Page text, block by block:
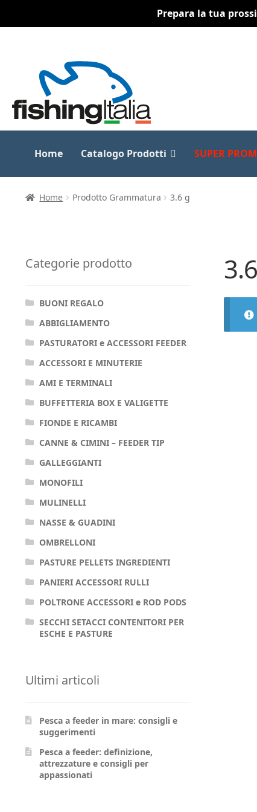
Prepara la tua
navigazione
contenuto
Home Catalogo Prodotti SUPER
Home Prodotto Grammatura 3.6 g
Categorie prodotto
BUONI REGALO
ABBIGLIAMENTO
PASTURATORI e ACCESSORI FEEDER
ACCESSORI E MINUTERIE
AMI E TERMINALI
BUFFETTERIA BOX E VALIGETTE
FIONDE E RICAMBI
CANNE & CIMINI – FEEDER TIP
GALLEGGIANTI
MONOFILI
MULINELLI
NASSE & GUADINI
OMBRELLONI
PASTURE PELLETS INGREDIENTI
PANIERI ACCESSORI RULLI
POLTRONE ACCESSORI e ROD PODS
SECCHI SETACCI CONTENITORI PER
ESCHE E PASTURE
Ultimi articoli
Pesca a feeder in mare: consigli e
suggerimenti
Pesca a feeder: definizione,
attrezzature e consigli per
appassionati